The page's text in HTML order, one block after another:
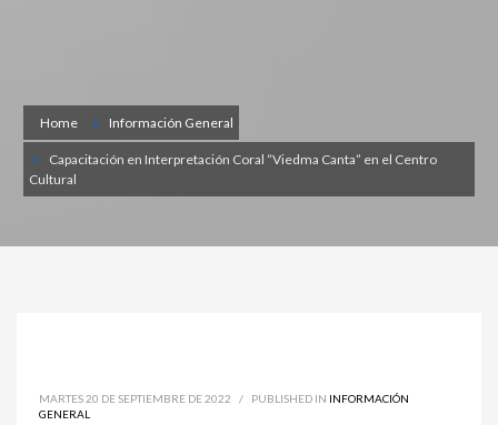
Home Información General
Capacitación en Interpretación Coral “Viedma Canta” en el Centro
Cultural
MARTES 20 DE SEPTIEMBRE DE 2022 / PUBLISHED IN INFORMACIÓN
GENERAL